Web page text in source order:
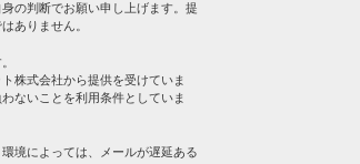
の判断でお願い申し上げます。提
ありません。
株式会社から提供を受けていま
ないことを利用条件としていま
境によっては、メールが遅延ある